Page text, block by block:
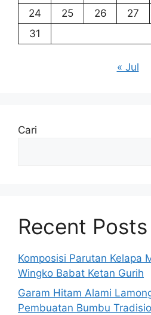
24
25 26 27
31
« Jul
Cari
Recent Posts
Komposisi Parutan Kelapa
Wingko Babat Ketan Gurih
Garam Hitam Alami
Pembuatan Bumbu